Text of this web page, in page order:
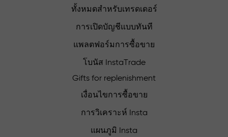
ทั้งหมดสำหรับเทรดเดอร์
การเปิดบัญชีแบบทันที
แพลตฟอร์มการซื้อขาย
โบนัส InstaTrade
Gifts for replenishment
เงื่อนไขการซื้อขาย
การวิเคราะห์ Insta
แผนภูมิ Insta